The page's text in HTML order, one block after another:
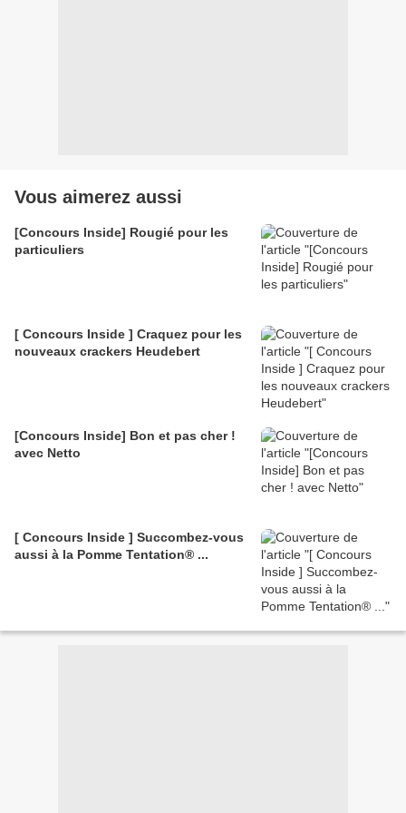
Vous aimerez aussi
[Concours Inside] Rougié pour les
particuliers
[ Concours Inside ] Craquez pour les
nouveaux crackers Heudebert
[Concours Inside] Bon et pas cher !
avec Netto
[ Concours Inside ] Succombez-vous
aussi à la Pomme Tentation® ...